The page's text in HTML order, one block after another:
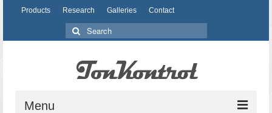
Products Research Galleries Contact
Search
for:
Menu